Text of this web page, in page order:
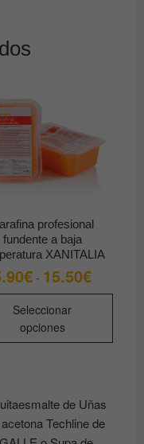
profesional
fundente a baja
XANITALIA
€ - 15.50€Rango
de
precios:
15.50€
Seleccionar
opciones
Este